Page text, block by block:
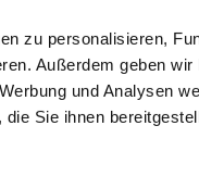
zu personalisieren,
Außerdem geben
und Analysen
Sie ihnen